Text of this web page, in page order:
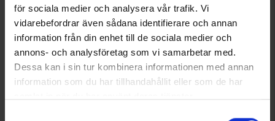
för sociala medier och analysera vår trafik. Vi
vidarebefordrar även sådana identifierare och annan
information från din enhet till de sociala medier och
annons- och analysföretag som vi samarbetar med.
Dessa kan i sin tur kombinera informationen med annan
information som du har tillhandahållit eller som de har
Du har måske også brug for